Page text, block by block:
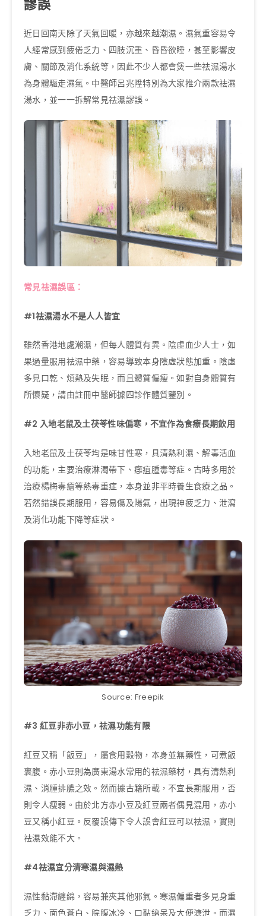
謬誤
近日回南天除了天氣回暖，亦越來越潮濕。濕氣重容易令
人經常感到疲倦乏力、四肢沉重、昏昏欲睡，甚至影響皮
膚、關節及消化系統等，因此不少人都會煲一些祛濕湯水
為身體驅走濕氣。中醫師呂兆陞特別為大家推介兩款祛濕
湯水，並一一拆解常見祛濕謬誤。
常見祛濕誤區：
#1祛濕湯水不是人人皆宜
雖然香港地處潮濕，但每人體質有異。陰虛血少人士，如
果過量服用祛濕中藥，容易導致本身陰虛狀態加重。陰虛
多見口乾、煩熱及失眠，而且體質偏瘦。如對自身體質有
所懷疑，請由註冊中醫師據四診作體質鑒別。
#2 入地老鼠及土茯苓性味偏寒，不宜作為食療長期飲用
入地老鼠及土茯苓均是味甘性寒，具清熱利濕、解毒活血
的功能，主要治療淋濁帶下、癰疽腫毒等症。古時多用於
治療楊梅毒瘡等熱毒重症，本身並非平時養生食療之品。
若然錯誤長期服用，容易傷及陽氣，出現神疲乏力、泄瀉
及消化功能下降等症狀。
Source: Freepik
#3 紅豆非赤小豆，祛濕功能有限
紅豆又稱「飯豆」，屬食用穀物，本身並無藥性，可煮飯
裹腹。赤小豆則為廣東湯水常用的祛濕藥材，具有清熱利
濕、消腫排膿之效。然而據古籍所載，不宜長期服用，否
則令人瘦弱。由於北方赤小豆及紅豆兩者偶見混用，赤小
豆又稱小紅豆。反覆誤傳下令人誤會紅豆可以祛濕，實則
祛濕效能不大。
#4祛濕宜分清寒濕與濕熱
濕性黏滯纏綿，容易兼夾其他邪氣。寒濕偏重者多見身重
乏力、面色蒼白、脘腹冰冷、口黏納呆及大便溏泄。而濕